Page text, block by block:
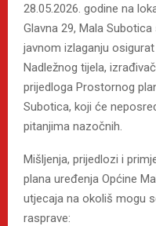
28.05.2026. godine na
Glavna 29, Mala
javnom izlaganju
Nadležnog tijela,
prijedloga Prostornog
Subotica, koji će
pitanjima nazočnih.
Mišljenja, prijedlozi i
plana uređenja Općine
utjecaja na okoliš mogu
rasprave: